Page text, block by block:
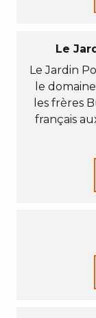
Le
Le Jardin
le
les frères
français